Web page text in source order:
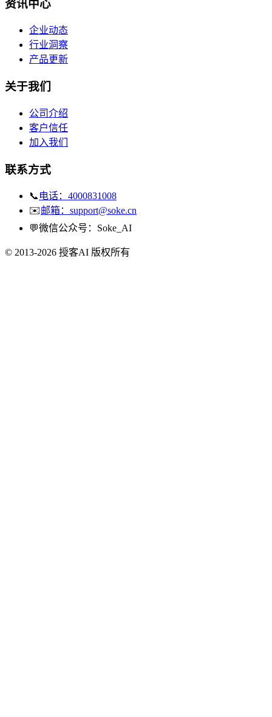
资讯中心
企业动态
行业洞察
产品更新
关于我们
公司介绍
客户信任
加入我们
联系方式
📞 电话：4000831008
✉️邮箱：support@soke.cn
💬微信公众号：Soke_AI
© 2013-2026 授客AI 版权所有